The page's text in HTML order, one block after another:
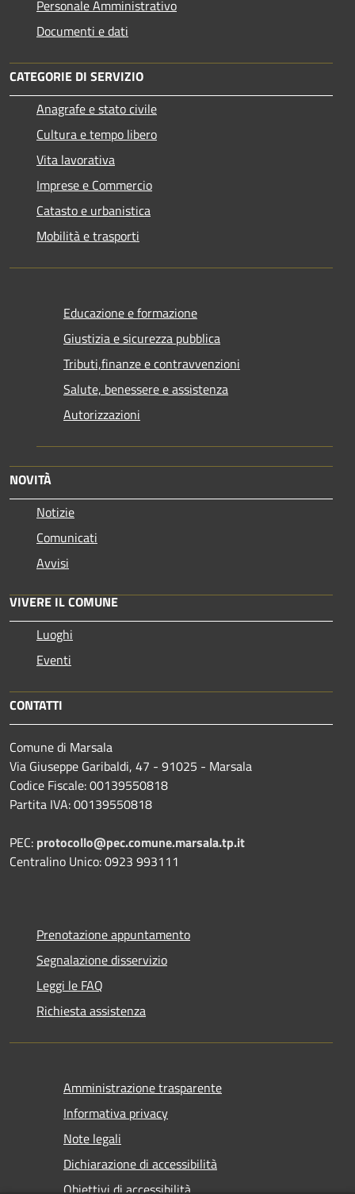
Personale Amministrativo
Documenti e dati
CATEGORIE DI SERVIZIO
Anagrafe e stato civile
Cultura e tempo libero
Vita lavorativa
Imprese e Commercio
Catasto e urbanistica
Mobilità e trasporti
Educazione e formazione
Giustizia e sicurezza pubblica
Tributi,finanze e contravvenzioni
Salute, benessere e assistenza
Autorizzazioni
NOVITÀ
Notizie
Comunicati
Avvisi
VIVERE IL COMUNE
Luoghi
Eventi
CONTATTI
Comune di Marsala
Via Giuseppe Garibaldi, 47 - 91025 - Marsala
Codice Fiscale: 00139550818
Partita IVA: 00139550818
PEC: protocollo@pec.comune.marsala.tp.it
Centralino Unico: 0923 993111
Prenotazione appuntamento
Segnalazione disservizio
Leggi le FAQ
Richiesta assistenza
Amministrazione trasparente
Informativa privacy
Note legali
Dichiarazione di accessibilità
Obiettivi di accessibilità